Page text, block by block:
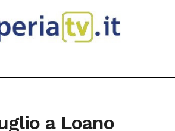
a Loano